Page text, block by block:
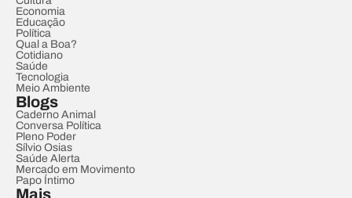
Economia
Educação
Política
Qual a Boa?
Cotidiano
Saúde
Tecnologia
Meio Ambiente
Blogs
Caderno Animal
Conversa Política
Pleno Poder
Sílvio Osias
Saúde Alerta
Mercado em Movimento
Papo Íntimo
Mais